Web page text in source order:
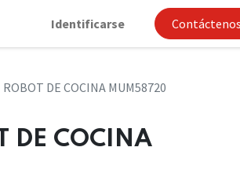
Identificarse Contáctenos
ROBOT DE COCINA MUM58720
DE COCINA